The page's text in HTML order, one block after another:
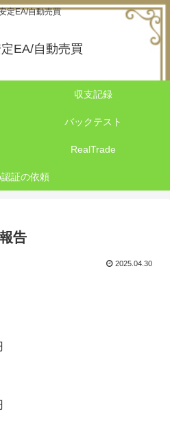
定EA/自動売買
EA/自動売買
収支記録
バックテスト
RealTrade
証の依頼
告
2025.04.30